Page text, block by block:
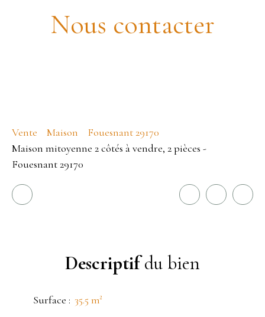
Nous contacter
Vente Maison
Fouesnant 29170
Maison mitoyenne 2 côtés à vendre, 2 pièces -
Fouesnant 29170
Descriptifdu bien
Surface : 35.5 m²